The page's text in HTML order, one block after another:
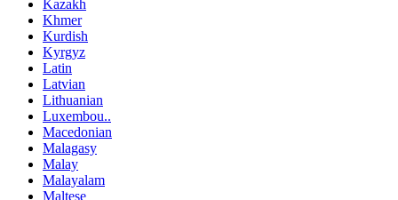
Kazakh
Khmer
Kurdish
Kyrgyz
Latin
Latvian
Lithuanian
Luxembou..
Macedonian
Malagasy
Malay
Malayalam
Maltese